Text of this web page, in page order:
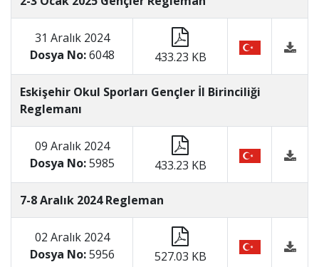
31 Aralık 2024
Dosya No:6048 433.23 KB
Eskişehir Okul Sporları Gençler İl Birinciliği
Reglemanı
09 Aralık 2024
Dosya No:5985 433.23 KB
7-8 Aralık 2024 Regleman
02 Aralık 2024
Dosya No:5956 527.03 KB